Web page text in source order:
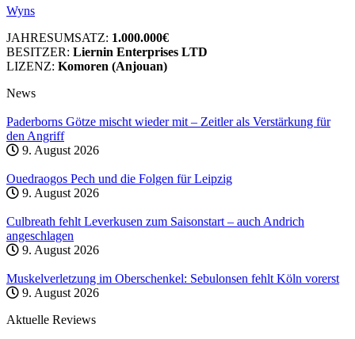
Wyns
JAHRESUMSATZ: 1.000.000€
BESITZER: Liernin Enterprises LTD
LIZENZ: Komoren (Anjouan)
News
Paderborns Götze mischt wieder mit – Zeitler als Verstärkung für
den Angriff
9. August 2026
Ouedraogos Pech und die Folgen für Leipzig
9. August 2026
Culbreath fehlt Leverkusen zum Saisonstart – auch Andrich
angeschlagen
9. August 2026
Muskelverletzung im Oberschenkel: Sebulonsen fehlt Köln vorerst
9. August 2026
Aktuelle Reviews